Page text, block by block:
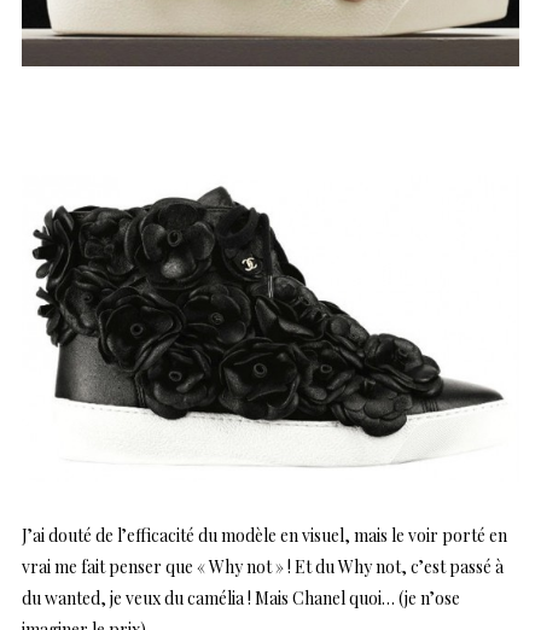
J’ai douté de l’efficacité du modèle en visuel, mais le voir porté en
vrai me fait penser que « Why not » ! Et du Why not, c’est passé à
du wanted, je veux du camélia ! Mais Chanel quoi… (je n’ose